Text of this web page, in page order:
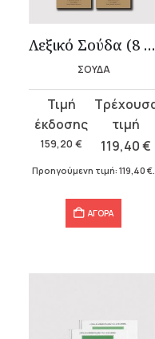
Λεξικό Σούδα (8 τόμοι)
ΣΟΥΔΑ
159,20 €
Original
price
was:
159,20 €.
119,40€
τρέχουσα
τιμή
είναι:
Προηγούμενη τιμή: 119,40 €.
ΑΓΟΡΑ